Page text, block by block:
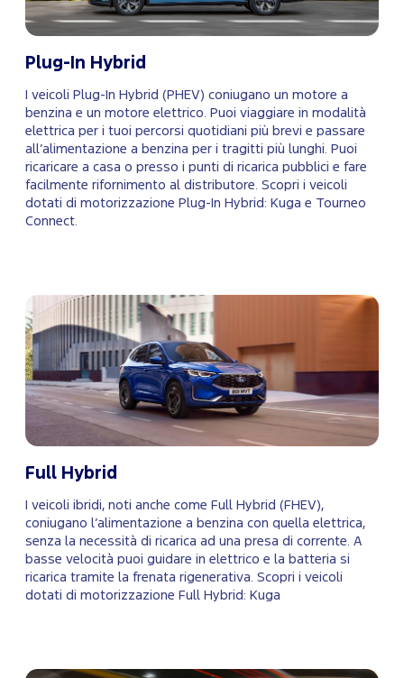
Plug-In Hybrid
I veicoli Plug-In Hybrid (PHEV) coniugano un motore a
benzina e un motore elettrico. Puoi viaggiare in modalità
elettrica per i tuoi percorsi quotidiani più brevi e passare
all’alimentazione a benzina per i tragitti più lunghi. Puoi
ricaricare a casa o presso i punti di ricarica pubblici e fare
facilmente rifornimento al distributore. Scopri i veicoli
dotati di motorizzazione Plug-In Hybrid: Kuga e Tourneo
Connect.
Full Hybrid
I veicoli ibridi, noti anche come Full Hybrid (FHEV),
coniugano l’alimentazione a benzina con quella elettrica,
senza la necessità di ricarica ad una presa di corrente. A
basse velocità puoi guidare in elettrico e la batteria si
ricarica tramite la frenata rigenerativa. Scopri i veicoli
dotati di motorizzazione Full Hybrid: Kuga